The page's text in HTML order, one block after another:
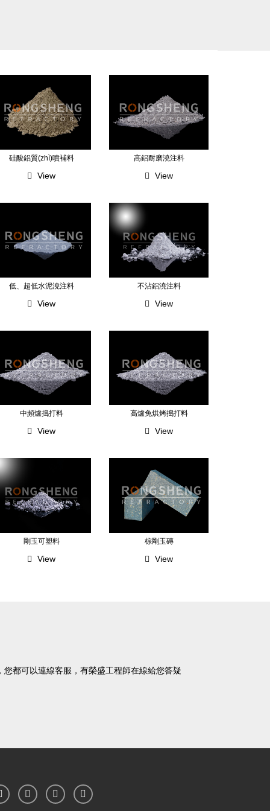
硅酸鋁質(zhì)噴補料
View
高鋁耐磨澆注料
View
低、超低水泥澆注料
View
不沾鋁澆注料
View
中頻爐搗打料
View
高爐免烘烤搗打料
View
剛玉可塑料
View
棕剛玉磚
View
，您都可以連線客服，有榮盛工程師在線給您答疑